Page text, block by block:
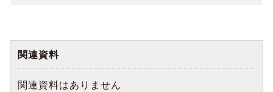
関連資料
関連資料はありません